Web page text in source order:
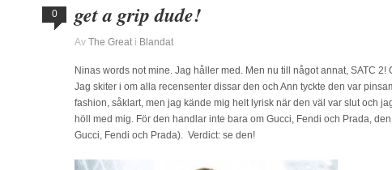
0
get a grip dude!
Av The Great i Blandat
Ninas words not mine. Jag håller med. Men nu till något annat, SATC 2!
Jag skiter i om alla recensenter dissar den och Ann tyckte den var
fashion, såklart, men jag kände mig helt lyrisk när den väl var slut och
höll med mig. För den handlar inte bara om Gucci, Fendi och Prada, den
Gucci, Fendi och Prada). Verdict: se den!